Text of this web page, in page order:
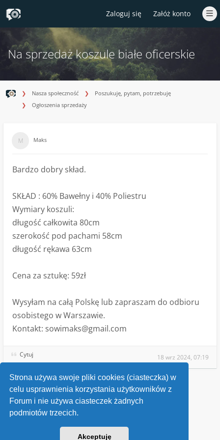
Strona używa swoje pliki cookies (ciasteczka) w
celu usprawnienia korzystania użytkowników z
Forum i nie używa ciasteczek żadnych
podmiotów trzecich.
Akceptuję
Zaloguj się Załóż konto
Na sprzedaż koszule białe oficerskie
Nasza społeczność
Poszukuję, pytam, potrzebuję
Ogłoszenia sprzedaży
Maks
Bardzo dobry skład.
SKŁAD : 60% Bawełny i 40% Poliestru
Wymiary koszuli:
długość całkowita 80cm
szerokość pod pachami 58cm
długość rękawa 63cm
Cena za sztukę: 59zł
Wysyłam na całą Polskę lub zapraszam do odbioru
osobistego w Warszawie.
Kontakt: sowimaks@gmail.com
Cytuj 18 wrz 2024, 07:19
Wróć do „Ogłoszenia sprzedaży”